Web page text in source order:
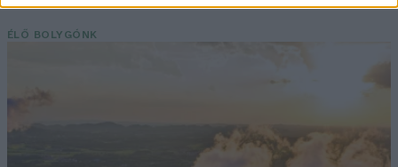
ÉLŐ BOLYGÓNK